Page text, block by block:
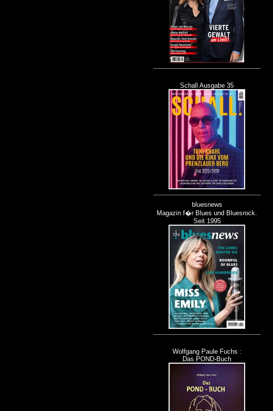
Schall Ausgabe 35
bluesnews
Magazin f�r Blues und Bluesrock.
Seit 1995
Wolfgang Paule Fuchs :
Das POND-Buch